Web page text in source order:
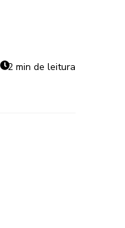
2 min de leitura